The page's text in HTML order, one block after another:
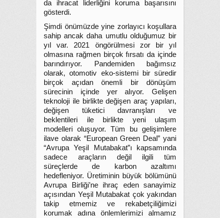
da ihracat liderliğini koruma başarısını
gösterdi.
Şimdi önümüzde yine zorlayıcı koşullara
sahip ancak daha umutlu olduğumuz bir
yıl var. 2021 öngörülmesi zor bir yıl
olmasına rağmen birçok fırsatı da içinde
barındırıyor. Pandemiden bağımsız
olarak, otomotiv eko-sistemi bir süredir
birçok açıdan önemli bir dönüşüm
sürecinin içinde yer alıyor. Gelişen
teknoloji ile birlikte değişen araç yapıları,
değişen tüketici davranışları ve
beklentileri ile birlikte yeni ulaşım
modelleri oluşuyor. Tüm bu gelişimlere
ilave olarak “European Green Deal” yani
“Avrupa Yeşil Mutabakat”ı kapsamında
sadece araçların değil ilgili tüm
süreçlerde de karbon azaltımı
hedefleniyor. Üretiminin büyük bölümünü
Avrupa Birliği’ne ihraç eden sanayimiz
açısından Yeşil Mutabakat çok yakından
takip etmemiz ve rekabetçiliğimizi
korumak adına önlemlerimizi almamız